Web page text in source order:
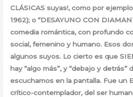
CLÁSICAS suyas!, como por
1962); o “DESAYUNO CON
comedia romántica, con profundo
social, femenino y humano. Esos
algunos suyos. Lo cierto es que
hay “algo más”, y “debajo y detrás”
escuchamos en la pantalla. Fue un
crítico-contemplador, del ser